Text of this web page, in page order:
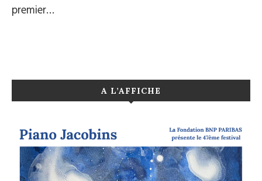
premier…
A L’AFFICHE